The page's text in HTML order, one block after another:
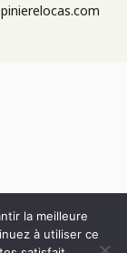
la meilleure
à utiliser ce